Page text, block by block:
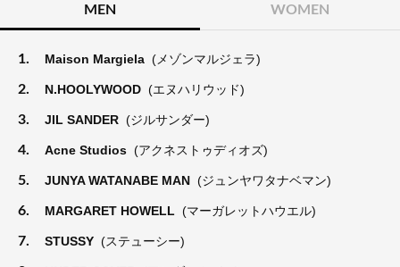
MEN WOMEN
1. Maison Margiela (メゾンマルジェラ)
2. N.HOOLYWOOD (エヌハリウッド)
3. JIL SANDER (ジルサンダー)
4. Acne Studios (アクネストゥディオズ)
5. JUNYA WATANABE MAN (ジュンヤワタナベマン)
6. MARGARET HOWELL (マーガレットハウエル)
7. STUSSY (ステューシー)